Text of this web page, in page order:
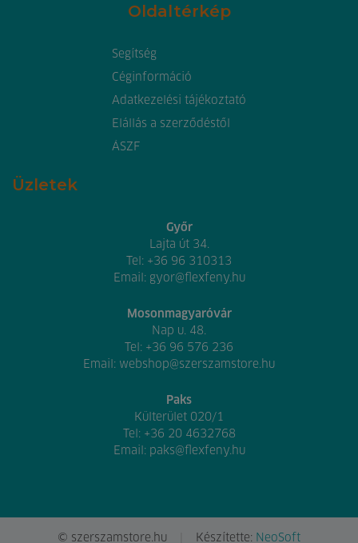
Oldaltérkép
Segítség
Céginformáció
Adatkezelési tájékoztató
Elállás a szerződéstől
ÁSZF
Üzletek
Győr
Lajta út 34.
Tel: +36 96 310313
Email: gyor@flexfeny.hu
Mosonmagyaróvár
Nap u. 48.
Tel: +36 96 576 236
Email: webshop@szerszamstore.hu
Paks
Külterület 020/1
Tel: +36 20 4632768
Email: paks@flexfeny.hu
© szerszamstore.hu Készítette: NeoSoft